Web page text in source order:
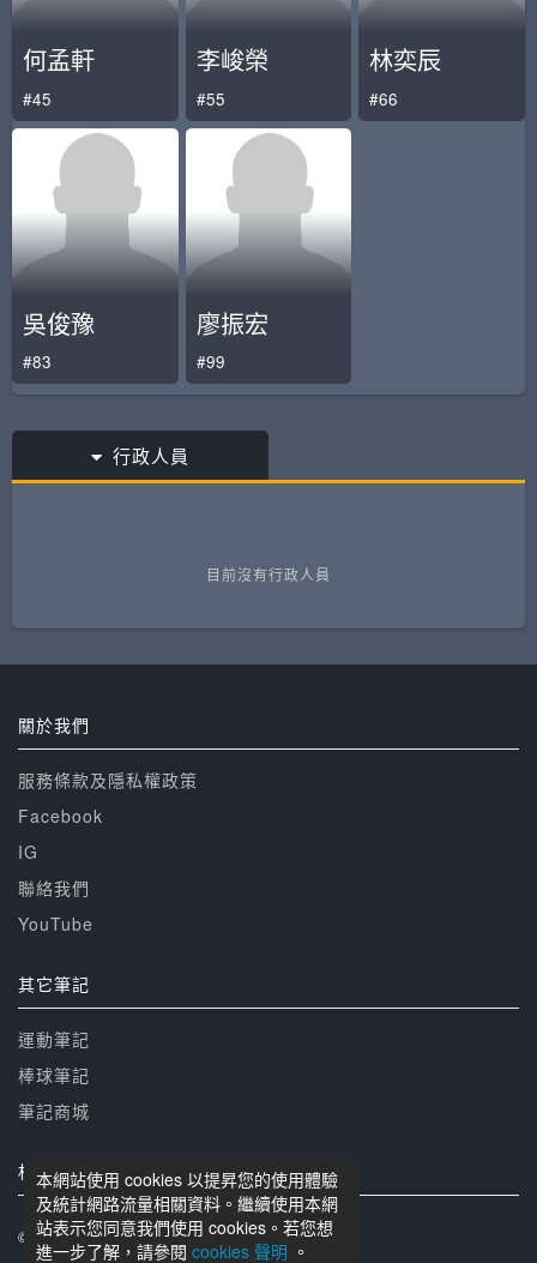
何孟軒
#45
李峻榮
#55
林奕辰
#66
吳俊豫
#83
廖振宏
#99
行政人員
目前沒有行政人員
本網站使用 cookies 以提昇您的使用體驗
及統計網路流量相關資料。繼續使用本網
站表示您同意我們使用 cookies。若您想
進一步了解，請參閱 cookies 聲明 。
關於我們
服務條款及隱私權政策
Facebook
IG
聯絡我們
YouTube
其它筆記
運動筆記
棒球筆記
筆記商城
相關網站
© 籃球筆記 版權所有